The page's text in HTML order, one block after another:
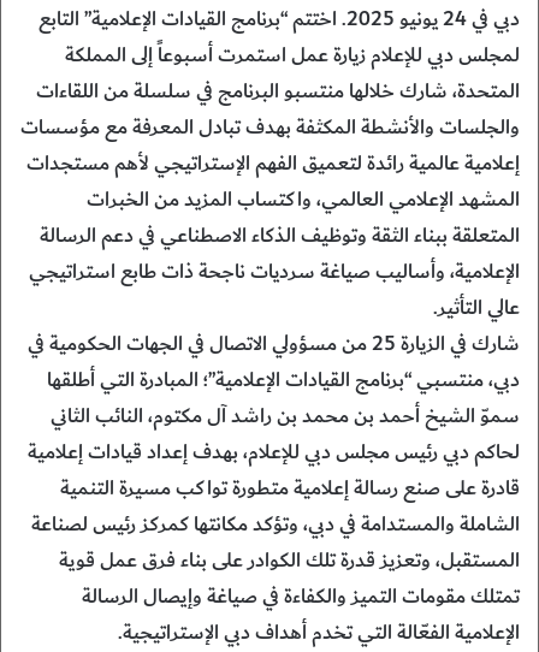
دبي في 24 يونيو 2025. اختتم “برنامج القيادات الإعلامية” التابع
لمجلس دبي للإعلام زيارة عمل استمرت أسبوعاً إلى المملكة
المتحدة، شارك خلالها منتسبو البرنامج في سلسلة من اللقاءات
والجلسات والأنشطة المكثفة بهدف تبادل المعرفة مع مؤسسات
إعلامية عالمية رائدة لتعميق الفهم الإستراتيجي لأهم مستجدات
المشهد الإعلامي العالمي، واكتساب المزيد من الخبرات
المتعلقة ببناء الثقة وتوظيف الذكاء الاصطناعي في دعم الرسالة
الإعلامية، وأساليب صياغة سرديات ناجحة ذات طابع استراتيجي
عالي التأثير.
شارك في الزيارة 25 من مسؤولي الاتصال في الجهات الحكومية في
دبي، منتسبي “برنامج القيادات الإعلامية”؛ المبادرة التي أطلقها
سموّ الشيخ أحمد بن محمد بن راشد آل مكتوم، النائب الثاني
لحاكم دبي رئيس مجلس دبي للإعلام، بهدف إعداد قيادات إعلامية
قادرة على صنع رسالة إعلامية متطورة تواكب مسيرة التنمية
الشاملة والمستدامة في دبي، وتؤكد مكانتها كمركز رئيس لصناعة
المستقبل، وتعزيز قدرة تلك الكوادر على بناء فرق عمل قوية
تمتلك مقومات التميز والكفاءة في صياغة وإيصال الرسالة
الإعلامية الفعّالة التي تخدم أهداف دبي الإستراتيجية.